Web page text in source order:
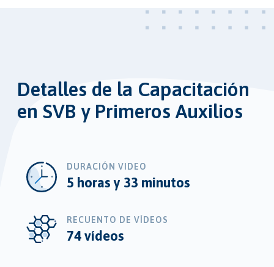
Detalles de la Capacitación
en SVB y Primeros Auxilios
DURACIÓN VIDEO
5 horas y 33 minutos
RECUENTO DE VÍDEOS
74 vídeos